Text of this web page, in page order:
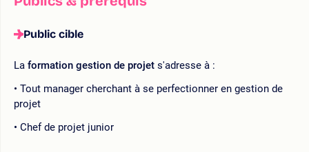
Public cible
La formation gestion de projet s'adresse à :
Tout manager cherchant à se perfectionner en gestion de
projet
Chef de projet junior